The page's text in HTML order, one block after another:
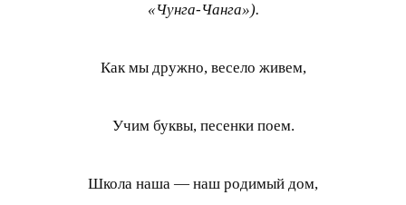
«Чунга-Чанга»).
Как мы дружно, весело живем,
Учим буквы, песенки поем.
Школа наша — наш родимый дом,